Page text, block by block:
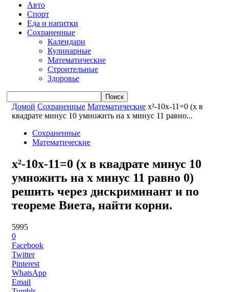
Авто
Спорт
Еда и напитки
Сохраненные
Календари
Кулинарные
Математические
Строительные
Здоровье
Домой Сохраненные Математические x²-10x-11=0 (x в
квадрате минус 10 умножить на x минус 11 равно...
Сохраненные
Математические
x²-10x-11=0 (x в квадрате минус 10
умножить на x минус 11 равно 0)
решить через дискриминант и по
теореме Виета, найти корни.
5995
0
Facebook
Twitter
Pinterest
WhatsApp
Email